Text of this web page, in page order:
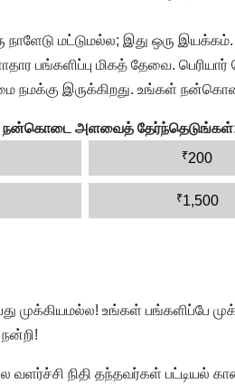
நாளேடு மட்டுமல்ல; இது ஒரு
பங்களிப்பு மிகத் தேவை.
நமக்கு இருக்கிறது. உங்கள்
நன்கொடை அளவைத்
₹200
₹1,500
உங்கள் பங்களிப்பே
நிதி தந்தவர்கள் பட்டியல்